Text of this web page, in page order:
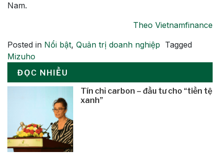
Nam.
Theo Vietnamfinance
Posted in Nổi bật, Quản trị doanh nghiệp Tagged
Mizuho
ĐỌC NHIỀU
Tín chỉ carbon – đầu tư cho “tiền tệ
xanh”